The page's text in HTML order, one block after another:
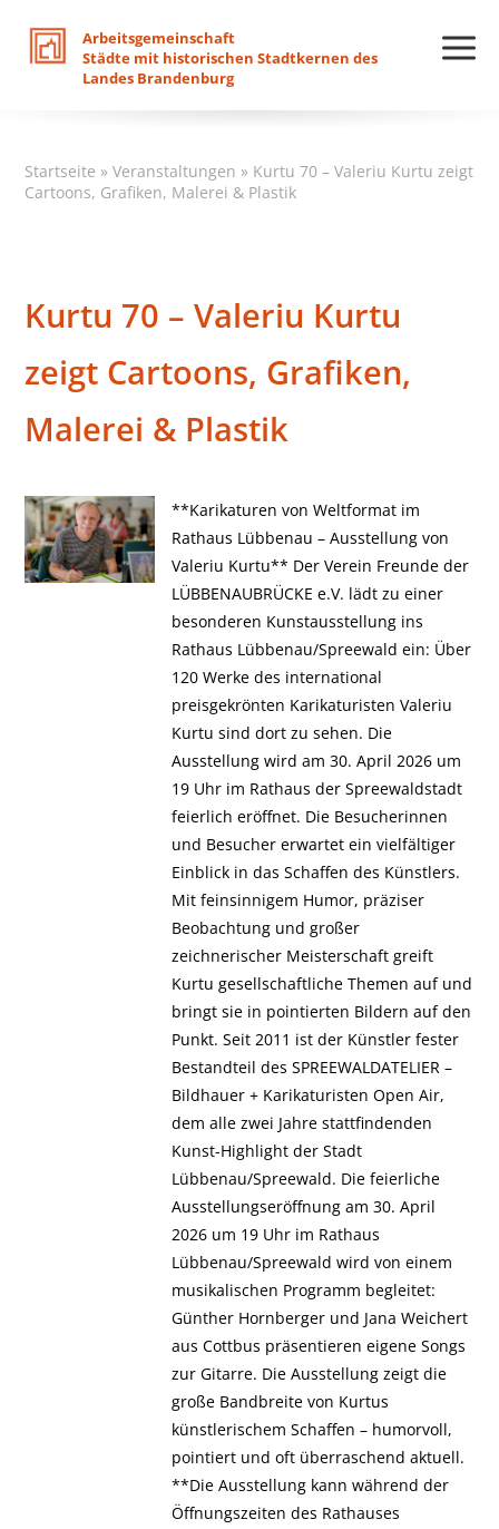
Arbeitsgemeinschaft
Städte mit historischen Stadtkernen des
Landes Brandenburg
Startseite »Veranstaltungen » Kurtu 70 – Valeriu Kurtu zeigt
Cartoons, Grafiken, Malerei & Plastik
Kurtu 70 – Valeriu Kurtu
zeigt Cartoons, Grafiken,
Malerei & Plastik
**Karikaturen von Weltformat im
Rathaus Lübbenau – Ausstellung von
Valeriu Kurtu** Der Verein Freunde der
LÜBBENAUBRÜCKE e.V. lädt zu einer
besonderen Kunstausstellung ins
Rathaus Lübbenau/Spreewald ein: Über
120 Werke des international
preisgekrönten Karikaturisten Valeriu
Kurtu sind dort zu sehen. Die
Ausstellung wird am 30. April 2026 um
19 Uhr im Rathaus der Spreewaldstadt
feierlich eröffnet. Die Besucherinnen
und Besucher erwartet ein vielfältiger
Einblick in das Schaffen des Künstlers.
Mit feinsinnigem Humor, präziser
Beobachtung und großer
zeichnerischer Meisterschaft greift
Kurtu gesellschaftliche Themen auf und
bringt sie in pointierten Bildern auf den
Punkt. Seit 2011 ist der Künstler fester
Bestandteil des SPREEWALDATELIER –
Bildhauer + Karikaturisten Open Air,
dem alle zwei Jahre stattfindenden
Kunst-Highlight der Stadt
Lübbenau/Spreewald. Die feierliche
Ausstellungseröffnung am 30. April
2026 um 19 Uhr im Rathaus
Lübbenau/Spreewald wird von einem
musikalischen Programm begleitet:
Günther Hornberger und Jana Weichert
aus Cottbus präsentieren eigene Songs
zur Gitarre. Die Ausstellung zeigt die
große Bandbreite von Kurtus
künstlerischem Schaffen – humorvoll,
pointiert und oft überraschend aktuell.
**Die Ausstellung kann während der
Öffnungszeiten des Rathauses